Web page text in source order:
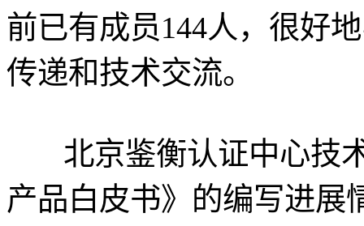
前已有成员144人，很好
传递和技术交流。
北京鉴衡认证中心技术
产品白皮书》的编写进展